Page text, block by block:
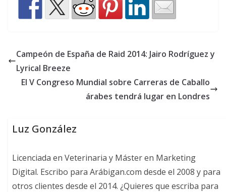
Campeón de España de Raid 2014: Jairo Rodríguez y
Lyrical Breeze
El V Congreso Mundial sobre Carreras de Caballo
árabes tendrá lugar en Londres
Luz González
Licenciada en Veterinaria y Máster en Marketing
Digital. Escribo para Arábigan.com desde el 2008 y para
otros clientes desde el 2014. ¿Quieres que escriba para